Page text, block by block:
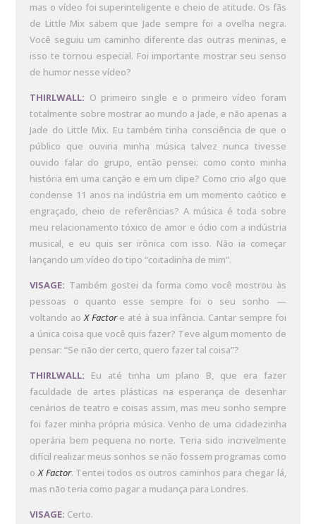
mas o vídeo foi superinteligente e cheio de atitude. Os fãs
de Little Mix sabem que Jade sempre foi a ovelha negra.
Você seguiu um caminho diferente das outras meninas, e
isso te tornou especial. Foi importante mostrar seu senso
de humor nesse vídeo?
THIRLWALL: O primeiro single e o primeiro vídeo foram
totalmente sobre mostrar ao mundo a Jade, e não apenas a
Jade do Little Mix. Eu também tinha consciência de que o
público que ouviria minha música talvez nunca tivesse
ouvido falar do grupo, então pensei: como conto minha
história em uma canção e em um clipe? Como crio algo que
condense 11 anos na indústria em um momento caótico e
engraçado, cheio de referências? A música é toda sobre
meu relacionamento tóxico de amor e ódio com a indústria
musical, e eu quis ser irônica com isso. Não ia começar
lançando um vídeo do tipo “coitadinha de mim”.
VISAGE: Também gostei da forma como você mostrou às
pessoas o quanto esse sempre foi o seu sonho —
voltando aoX Factore até à sua infância. Cantar sempre foi
a única coisa que você quis fazer? Teve algum momento de
pensar: “Se não der certo, quero fazer tal coisa”?
THIRLWALL: Eu até tinha um plano B, que era fazer
faculdade de artes plásticas na esperança de desenhar
cenários de teatro e coisas assim, mas meu sonho sempre
foi fazer minha própria música. Venho de uma cidadezinha
operária bem pequena no norte. Teria sido incrivelmente
difícil realizar meus sonhos se não fossem programas como
oX Factor. Tentei todos os outros caminhos para chegar lá,
mas não teria como pagar a mudança para Londres.
VISAGE: Certo.